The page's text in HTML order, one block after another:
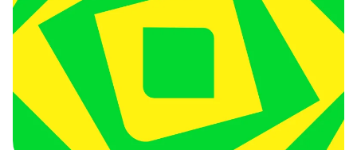
Tudo para facilitar a rotina
Imprensa
VR na Imprensa
Cursos
Cursos